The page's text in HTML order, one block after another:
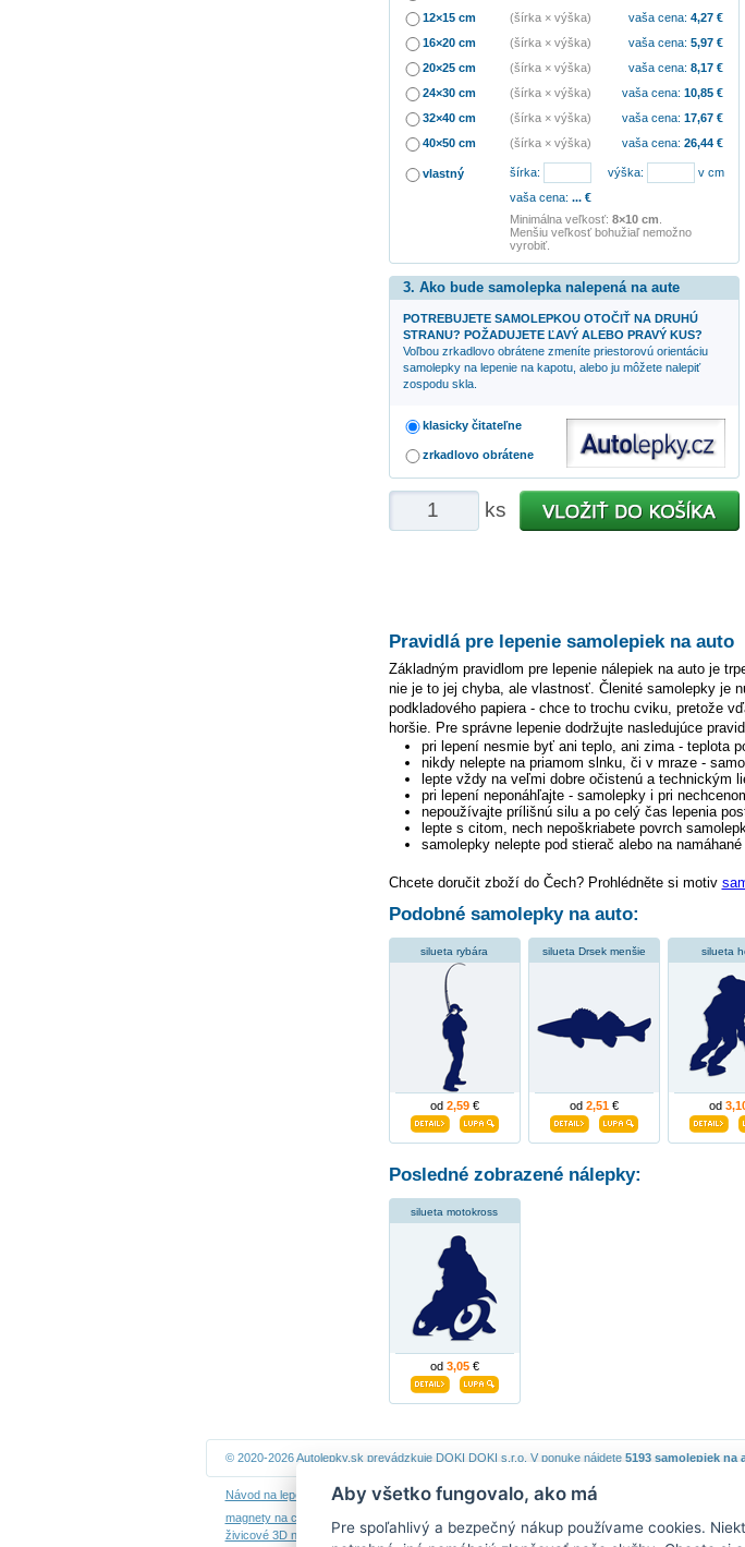
12×15 cm
(šírka × výška) vaša cena: 4,27€
16×20 cm
(šírka × výška) vaša cena: 5,97€
20×25 cm
(šírka × výška) vaša cena: 8,17€
24×30 cm
(šírka × výška) vaša cena: 10,85€
32×40 cm
(šírka × výška) vaša cena: 17,67€
40×50 cm
(šírka × výška) vaša cena: 26,44€
vlastný šírka: výška:
v cm
vaša cena: ...€
Minimálna veľkosť: 8×10 cm
Menšiu veľkosť bohužiaľ nemožno
vyrobiť.
3. Ako bude samolepka nalepená na aute
POTREBUJETE SAMOLEPKOU OTOČIŤ NA DRUHÚ
STRANU? POŽADUJETE ĽAVÝ ALEBO PRAVÝ KUS?
Voľbou zrkadlovo obrátene zmeníte priestorovú orientáciu
samolepky na lepenie na kapotu, alebo ju môžete nalepiť
zospodu skla.
klasicky čitateľne
zrkadlovo obrátene
ks
Pravidlá pre lepenie samolepiek na auto
Základným pravidlom pre lepenie nálepiek na auto je
nie je to jej chyba, ale vlastnosť. Členité samolepky je
podkladového papiera - chce to trochu cviku, pretože
horšie. Pre správne lepenie dodržujte nasledujúce
pri lepení nesmie byť ani teplo, ani zima - teplota
nikdy nelepte na priamom slnku, či v mraze -
lepte vždy na veľmi dobre očistenú a technickým
pri lepení neponáhľajte - samolepky i pri
nepoužívajte prílišnú silu a po celý čas lepenia
lepte s citom, nech nepoškriabete povrch
samolepky nelepte pod stierač alebo na
Chcete doručit zboží do Čech? Prohlédněte si motiv
Podobné samolepky na auto:
silueta rybára
od 2,59€
silueta Drsek menšie
od 2,51€
silueta
od
Posledné zobrazené nálepky:
silueta motokross
od 3,05€
© 2020-2026 Autolepky.sk prevádzkuje DOKI DOKI s.r.o. V ponuke nájdete 5193 samolepiek na
Návod na lepenie Návod na odstránenie samolepiek|Obchodné podmienky
magnety na chladničku
živicové 3D nálepky | kalendáre z fotiek
Aby všetko fungovalo, ako má
Pre spoľahlivý a bezpečný nákup používame cookies.